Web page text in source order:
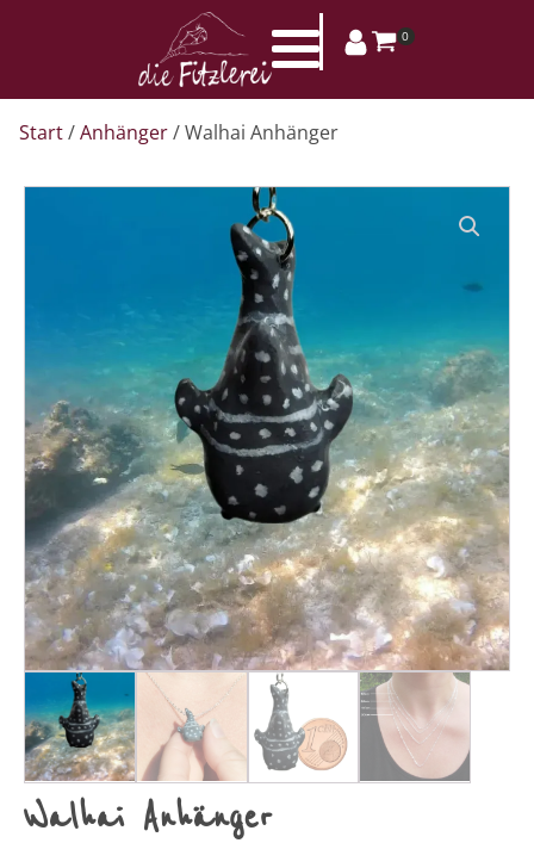
0
Start/Anhänger/ Walhai Anhänger
Walhai Anhänger